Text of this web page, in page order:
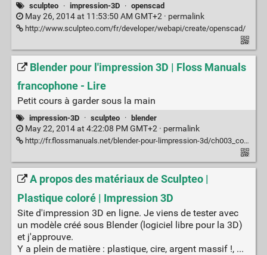
sculpteo · impression-3D · openscad
May 26, 2014 at 11:53:50 AM GMT+2 · permalink
http://www.sculpteo.com/fr/developer/webapi/create/openscad/
Blender pour l'impression 3D | Floss Manuals
francophone - Lire
Petit cours à garder sous la main
impression-3D · sculpteo · blender
May 22, 2014 at 4:22:08 PM GMT+2 · permalink
http://fr.flossmanuals.net/blender-pour-limpression-3d/ch003_configurer-blender
A propos des matériaux de Sculpteo |
Plastique coloré | Impression 3D
Site d'impression 3D en ligne. Je viens de tester avec
un modèle créé sous Blender (logiciel libre pour la 3D)
et j'approuve.
Y a plein de matière : plastique, cire, argent massif !, ...